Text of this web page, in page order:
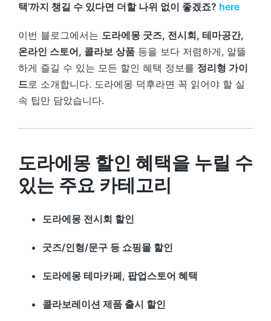
택’까지 챙길 수 있다면 더할 나위 없이 좋겠죠? here
이번 블로그에서는 도라에몽 굿즈, 전시회, 테마공간,
온라인 스토어, 콜라보 상품 등을 보다 저렴하게, 알뜰
하게 즐길 수 있는 모든 할인 혜택 정보를 정리형 가이
드로 소개합니다. 도라에몽 덕후라면 꼭 읽어야 할 실
속 팁만 담았습니다.
도라에몽 할인 혜택을 누릴 수
있는 주요 카테고리
도라에몽 전시회 할인
굿즈/인형/문구 등 쇼핑몰 할인
도라에몽 테마카페, 팝업스토어 혜택
콜라보레이션 제품 출시 할인